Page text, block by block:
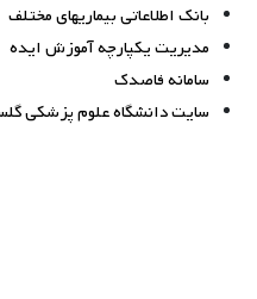
بانک اطلاعاتی بیماریهای مختلف
مدیریت یکپارچه آموزش ایده
سامانه فاصدک
سایت دانشگاه علوم پزشکی